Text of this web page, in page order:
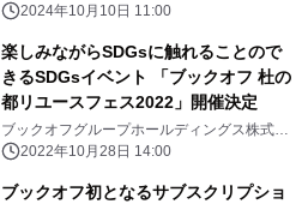
2024年10月10日 11:00
楽しみながらSDGsに触れることので
きるSDGsイベント 「ブックオフ 杜の
都リユースフェス2022」開催決定
ブックオフグループホールディングス株式会
社 2022年10月28日 14:00
ブックオフ初となるサブスクリプショ